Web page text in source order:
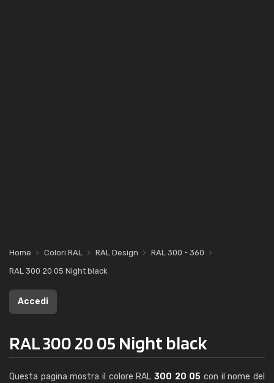
Home Colori RAL RAL Design
RAL 300 - 360
RAL 300 20 05 Night black
Accedi
RAL 300 20 05 Night black
Questa pagina mostra il colore RAL 300 20 05 con il nome del